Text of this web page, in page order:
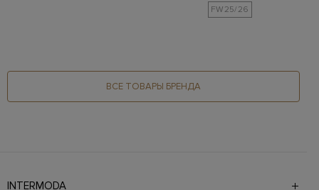
FW25/26
ВСЕ ТОВАРЫ БРЕНДА
INTERMODA